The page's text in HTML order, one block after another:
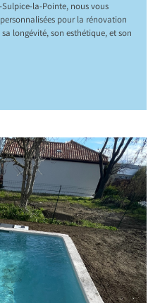
la-Pointe, nous vous
pour la rénovation
longévité, son esthétique, et son